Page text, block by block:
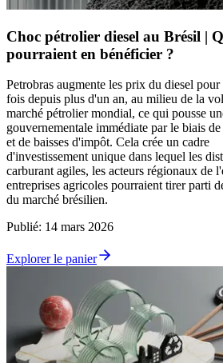
Choc pétrolier diesel au Brésil |
pourraient en bénéficier ?
Petrobras augmente les prix du diesel
fois depuis plus d'un an, au milieu de la
marché pétrolier mondial, ce qui pousse
gouvernementale immédiate par le biais
et de baisses d'impôt. Cela crée un cadre
d'investissement unique dans lequel les
carburant agiles, les acteurs régionaux de
entreprises agricoles pourraient tirer parti
du marché brésilien.
Publié: 14 mars 2026
Explorer le panier